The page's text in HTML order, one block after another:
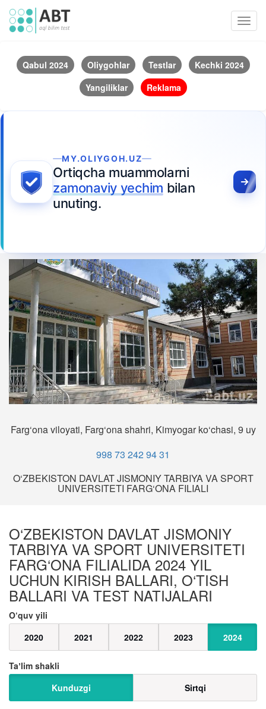
Qabul 2024 Oliygohlar Testlar
Kechki 2024
Yangiliklar
Reklama
MY.OLIYGOH.UZ
Ortiqcha muammolarni
zamonaviy yechim bilan
unuting.
Farg‘ona viloyati, Farg‘ona shahri, Kimyogar ko‘chasi, 9 uy
998 73 242 94 31
O‘ZBEKISTON DAVLAT JISMONIY TARBIYA VA SPORT
UNIVERSITETI FARG‘ONA FILIALI
O‘ZBEKISTON DAVLAT JISMONIY
TARBIYA VA SPORT UNIVERSITETI
FARG‘ONA FILIALIDA 2024 YIL
UCHUN KIRISH BALLARI, O‘TISH
BALLARI VA TEST NATIJALARI
O‘quv yili
2020
2021 2022 2023 2024
Taʼlim shakli
Kunduzgi
Sirtqi